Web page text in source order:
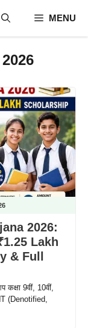
MENU
2026:
Lakh
& Full
9वीं, 10वीं,
(Denotified,